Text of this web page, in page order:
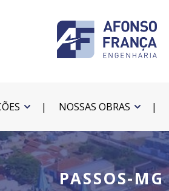
NOSSAS OBRAS
PASSOS-MG